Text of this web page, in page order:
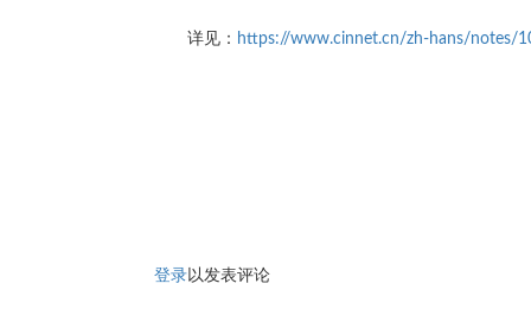
详见： https://www.cinnet.cn/zh-hans/notes/
登录以发表评论